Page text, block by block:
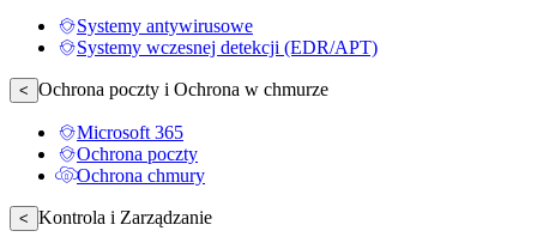
Systemy antywirusowe
Systemy wczesnej detekcji (EDR/APT)
< Ochrona poczty i Ochrona w chmurze
Microsoft 365
Ochrona poczty
Ochrona chmury
< Kontrola i Zarządzanie